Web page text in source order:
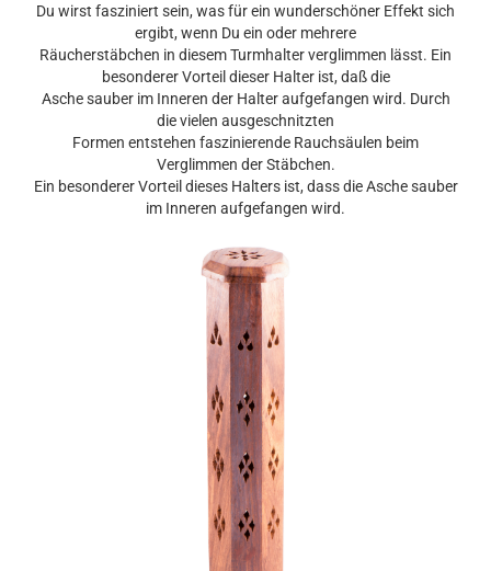
Du wirst fasziniert sein, was für ein wunderschöner Effekt sich
ergibt, wenn Du ein oder mehrere
Räucherstäbchen in diesem Turmhalter verglimmen lässt. Ein
besonderer Vorteil dieser Halter ist, daß die
Asche sauber im Inneren der Halter aufgefangen wird. Durch
die vielen ausgeschnitzten
Formen entstehen faszinierende Rauchsäulen beim
Verglimmen der Stäbchen.
Ein besonderer Vorteil dieses Halters ist, dass die Asche sauber
im Inneren aufgefangen wird.